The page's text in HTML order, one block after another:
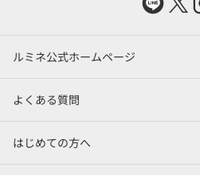
ルミネ公式ホームページ
よくある質問
はじめての方へ